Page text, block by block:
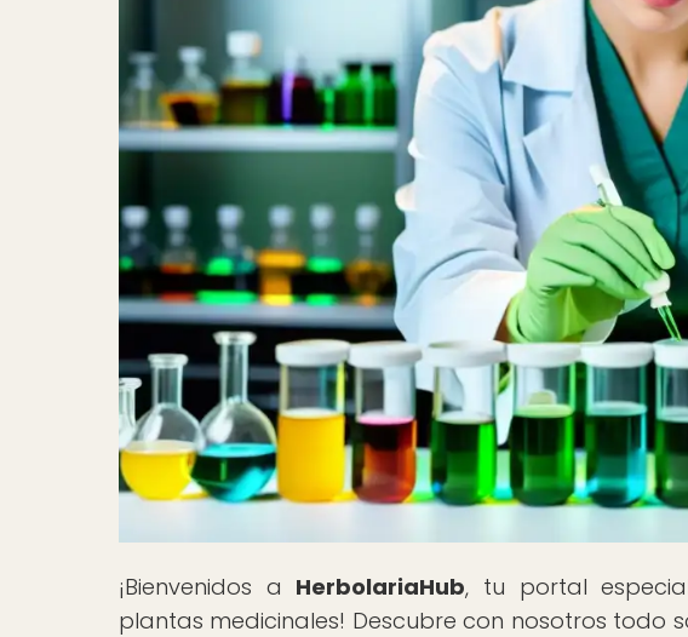
¡Bienvenidos a HerbolariaHub, tu portal
plantas medicinales! Descubre con nosotros todo